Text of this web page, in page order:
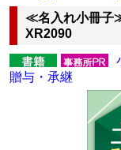
≪名入れ小冊子
XR2090
贈与・承継